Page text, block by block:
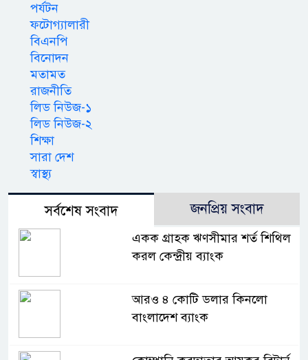
পর্যটন
ফটোগ্যালারী
বিএনপি
বিনোদন
মতামত
রাজনীতি
লিড নিউজ-১
লিড নিউজ-২
শিক্ষা
সারা দেশ
স্বাস্থ্য
সর্বশেষ সংবাদ জনপ্রিয় সংবাদ
একক গ্রাহক ঋণসীমার শর্ত শিথিল
করল কেন্দ্রীয় ব্যাংক
আরও ৪ কোটি ডলার কিনলো
বাংলাদেশ ব্যাংক